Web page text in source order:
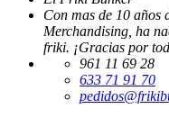
Con mas de 10 años
Merchandising, ha
friki. ¡Gracias por
961 11 69 28
633 71 91 70